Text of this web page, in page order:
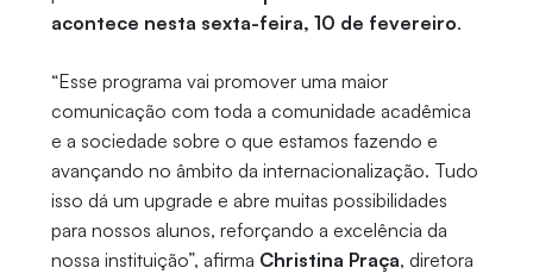
acontece nesta sexta-feira, 10 de fevereiro.
“Esse programa vai promover uma maior
comunicação com toda a comunidade acadêmica
e a sociedade sobre o que estamos fazendo e
avançando no âmbito da internacionalização. Tudo
isso dá um upgrade e abre muitas possibilidades
para nossos alunos, reforçando a excelência da
nossa instituição”, afirma Christina Praça, diretora